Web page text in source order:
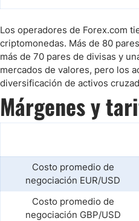
Los operadores de Forex.com
criptomonedas. Más de 80
más de 70 pares de divisas y
mercados de valores, pero los
diversificación de activos
Márgenes y
Costo promedio de
negociación EUR/USD
Costo promedio de
negociación GBP/USD